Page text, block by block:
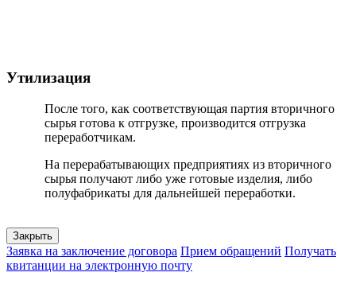
Утилизация
После того, как соответствующая партия вторичного
сырья готова к отгрузке, производится отгрузка
переработчикам.
На перерабатывающих предприятиях из вторичного
сырья получают либо уже готовые изделия, либо
полуфабрикаты для дальнейшей переработки.
Закрыть
Заявка на заключение договора Прием обращений Получать
квитанции на электронную почту